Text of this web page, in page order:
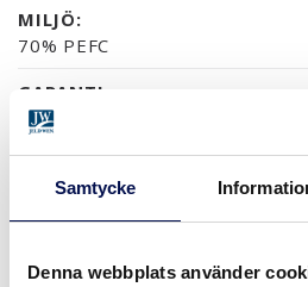
Samtycke
Denna webbplats använder
MILJÖ:
70% PEFC
GARANTI:
5 ÅRS PRODUKTGARANTI
YTOR (5)
NCS S0502-YNCS S0500-NRAL 9010